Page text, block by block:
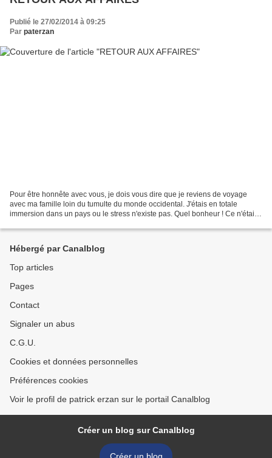
Publié le 27/02/2014 à 09:25
Par paterzan
Pour être honnête avec vous, je dois vous dire que je reviens de voyage
avec ma famille loin du tumulte du monde occidental. J'étais en totale
immersion dans un pays ou le stress n'existe pas. Quel bonheur ! Ce n'était
Hébergé par Canalblog
Top articles
Pages
Contact
Signaler un abus
C.G.U.
Cookies et données personnelles
Préférences cookies
Voir le profil de patrick erzan sur le portail Canalblog
Créer un blog sur Canalblog